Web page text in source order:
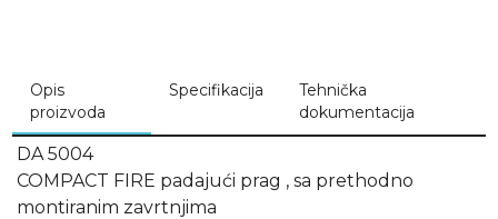
Opis
proizvoda
Specifikacija
Tehnička
dokumentacija
DA 5004
COMPACT FIRE padajući prag , sa prethodno
montiranim zavrtnjima